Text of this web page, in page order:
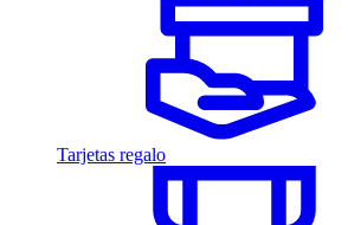
Tarjetas regalo